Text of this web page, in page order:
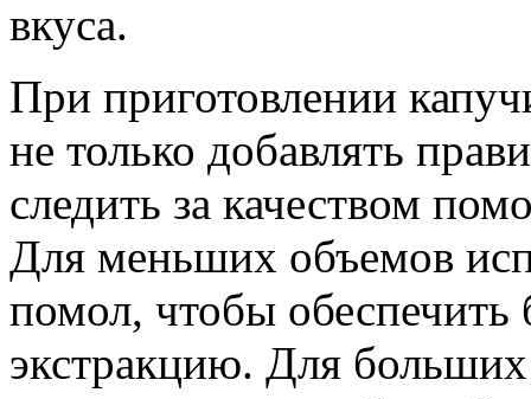
вкуса.
При приготовлении
не только добавлять
следить за качеством
Для меньших объемов
помол, чтобы
экстракцию. Для